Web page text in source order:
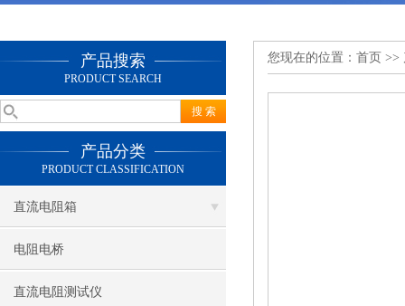
产品搜索
PRODUCT SEARCH
产品分类
PRODUCT CLASSIFICATION
直流电阻箱
电阻电桥
直流电阻测试仪
您现在的位置： 首页 >>